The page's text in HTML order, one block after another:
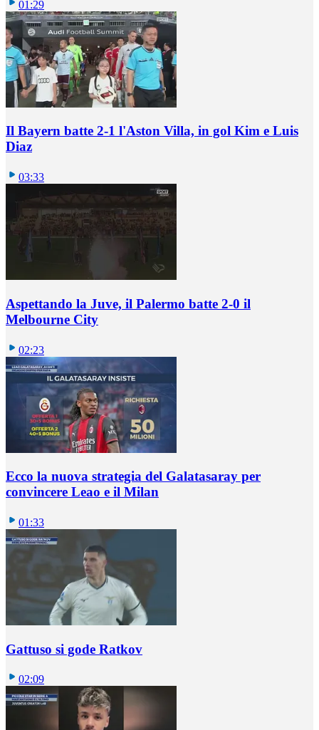
01:29
Il Bayern batte 2-1 l'Aston Villa, in gol Kim e Luis
Diaz
03:33
Aspettando la Juve, il Palermo batte 2-0 il
Melbourne City
02:23
Ecco la nuova strategia del Galatasaray per
convincere Leao e il Milan
01:33
Gattuso si gode Ratkov
02:09